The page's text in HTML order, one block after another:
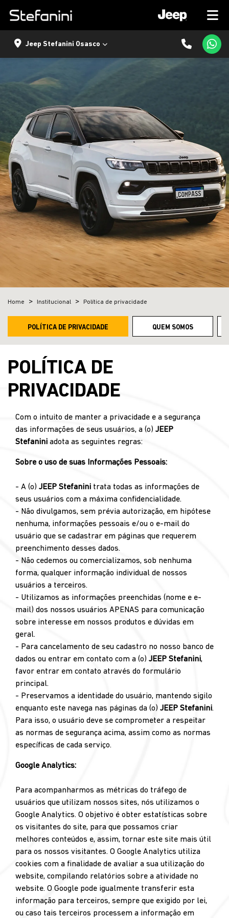
Jeep Stefanini Osasco
Home Institucional Política de privacidade
QUEM SOMOS
POLÍTICA DE PRIVACIDADE
POLÍTICA DE
PRIVACIDADE
Com o intuito de manter a privacidade e a segurança
das informações de seus usuários, a (o) JEEP
Stefanini adota as seguintes regras:
Sobre o uso de suas Informações Pessoais:
- A (o) JEEP Stefanini trata todas as informações de
seus usuários com a máxima confidencialidade.
- Não divulgamos, sem prévia autorização, em hipótese
nenhuma, informações pessoais e/ou o e-mail do
usuário que se cadastrar em páginas que requerem
preenchimento desses dados.
- Não cedemos ou comercializamos, sob nenhuma
forma, qualquer informação individual de nossos
usuários a terceiros.
- Utilizamos as informações preenchidas (nome e e-
mail) dos nossos usuários APENAS para comunicação
sobre interesse em nossos produtos e dúvidas em
geral.
- Para cancelamento de seu cadastro no nosso banco de
dados ou entrar em contato com a (o) JEEP Stefanini,
favor entrar em contato através do formulário
principal.
- Preservamos a identidade do usuário, mantendo sigilo
enquanto este navega nas páginas da (o) JEEP Stefanini.
Para isso, o usuário deve se comprometer a respeitar
as normas de segurança acima, assim como as normas
específicas de cada serviço.
Google Analytics:
Para acompanharmos as métricas do tráfego de
usuários que utilizam nossos sites, nós utilizamos o
Google Analytics. O objetivo é obter estatísticas sobre
os visitantes do site, para que possamos criar
melhores conteúdos e, assim, tornar este site mais útil
para os nossos visitantes. O Google Analytics utiliza
cookies com a finalidade de avaliar a sua utilização do
website, compilando relatórios sobre a atividade no
website. O Google pode igualmente transferir esta
informação para terceiros, sempre que exigido por lei,
ou caso tais terceiros processem a informação em